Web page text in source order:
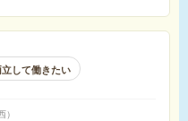
して働きたい